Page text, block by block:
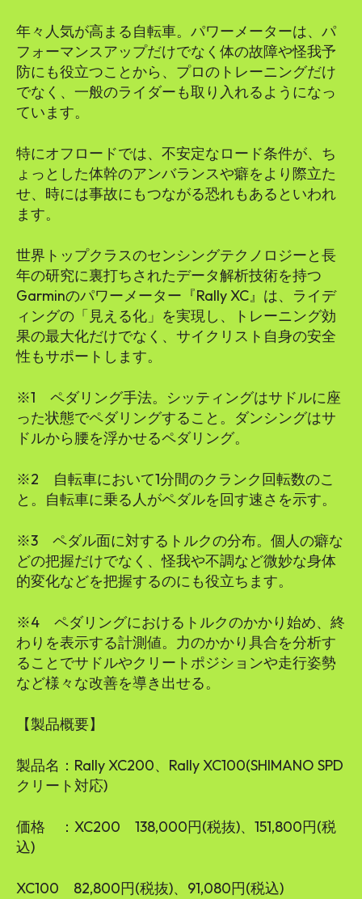
年々人気が高まる自転車。パワーメーターは、パ
フォーマンスアップだけでなく体の故障や怪我予
防にも役立つことから、プロのトレーニングだけ
でなく、一般のライダーも取り入れるようになっ
ています。
特にオフロードでは、不安定なロード条件が、ち
ょっとした体幹のアンバランスや癖をより際立た
せ、時には事故にもつながる恐れもあるといわれ
ます。
世界トップクラスのセンシングテクノロジーと長
年の研究に裏打ちされたデータ解析技術を持つ
Garminのパワーメーター『Rally XC』は、ライデ
ィングの「見える化」を実現し、トレーニング効
果の最大化だけでなく、サイクリスト自身の安全
性もサポートします。
※1 ペダリング手法。シッティングはサドルに座
った状態でペダリングすること。ダンシングはサ
ドルから腰を浮かせるペダリング。
※2 自転車において1分間のクランク回転数のこ
と。自転車に乗る人がペダルを回す速さを示す。
※3 ペダル面に対するトルクの分布。個人の癖な
どの把握だけでなく、怪我や不調など微妙な身体
的変化などを把握するのにも役立ちます。
※4 ペダリングにおけるトルクのかかり始め、終
わりを表示する計測値。力のかかり具合を分析す
ることでサドルやクリートポジションや走行姿勢
など様々な改善を導き出せる。
【製品概要】
製品名：Rally XC200、Rally XC100(SHIMANO SPD
クリート対応)
価格 ：XC200 138,000円(税抜)、151,800円(税
込)
XC100 82,800円(税抜)、91,080円(税込)